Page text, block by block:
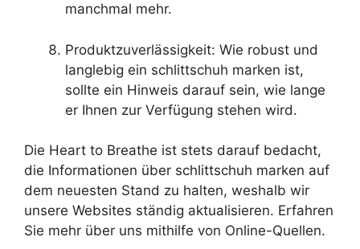
manchmal mehr.
Produktzuverlässigkeit: Wie robust und
langlebig ein schlittschuh marken ist,
sollte ein Hinweis darauf sein, wie lange
er Ihnen zur Verfügung stehen wird.
Die Heart to Breathe ist stets darauf bedacht,
die Informationen über schlittschuh marken auf
dem neuesten Stand zu halten, weshalb wir
unsere Websites ständig aktualisieren. Erfahren
Sie mehr über uns mithilfe von Online-Quellen.